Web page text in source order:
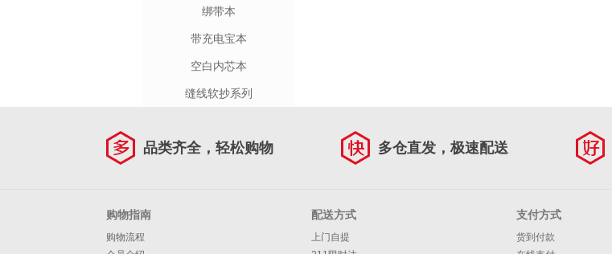
绑带本
带充电宝本
空白内芯本
缝线软抄系列
品类齐全，轻松购物 多仓直发，极速配送
购物指南
购物流程
配送方式
上门自提
支付方式
货到付款